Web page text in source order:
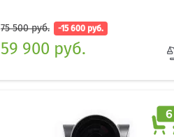
75 500 руб. -15 600 руб.
59 900 руб.